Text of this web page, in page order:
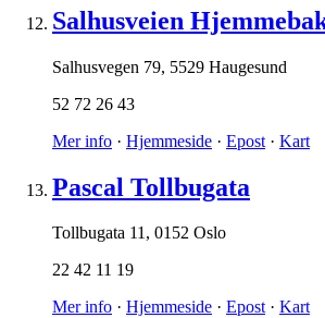
Salhusveien
Salhusvegen 79, 5529 Haugesund
52 72 26 43
Mer info · Hjemmeside · Epost · Kart
Pascal Tollbugata
Tollbugata 11, 0152 Oslo
22 42 11 19
Mer info · Hjemmeside · Epost· Kart